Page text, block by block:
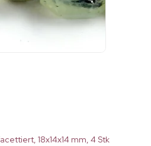
18x14x14 mm, 4 Stk